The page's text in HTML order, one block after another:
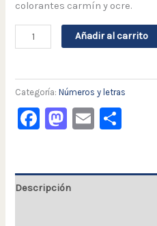
colorantes carmín y ocre.
Añadir al carrito
Categoría:Números y letras
Facebook
Mastodon
Email
Descripción